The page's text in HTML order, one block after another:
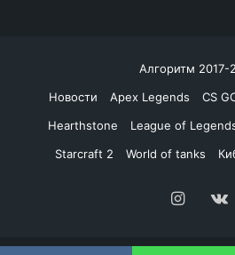
Алгоритм 2017-
Новости
Apex Legends CS
Hearthstone
League of
Starcraft 2
World of tanks